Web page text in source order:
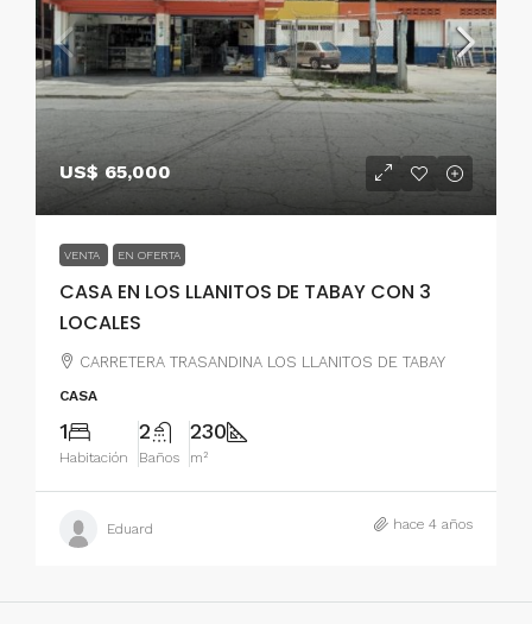
US$ 65,000
VENTA EN OFERTA
CASA EN LOS LLANITOS DE TABAY CON 3
LOCALES
CARRETERA TRASANDINA LOS LLANITOS DE TABAY
CASA
1
Habitación
2
Baños
230
m²
Eduard hace 4 años